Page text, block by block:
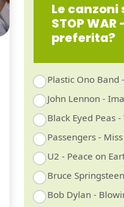
Le canzoni
STOP
preferita?
Plastic Ono Band
John Lennon -
Black Eyed Peas
Passengers -
U2 - Peace on
Bruce
Bob Dylan -